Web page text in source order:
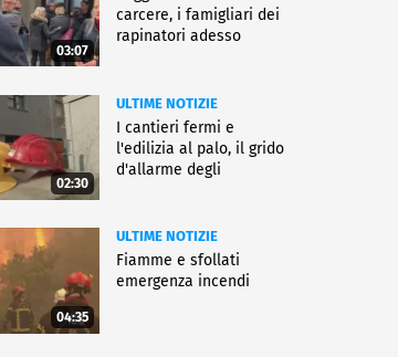
03:07
carcere, i famigliari dei
rapinatori adesso
02:30
ULTIME NOTIZIE
I cantieri fermi e
l'edilizia al palo, il grido
d'allarme degli
04:35
ULTIME NOTIZIE
Fiamme e sfollati
emergenza incendi